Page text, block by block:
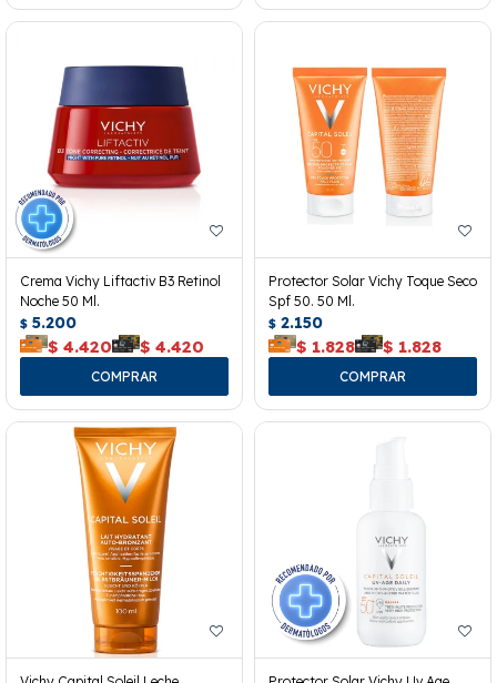
Crema Vichy Liftactiv B3 Retinol
Noche 50 Ml.
$ 5.200
$ 4.420 $ 4.420
Protector Solar Vichy Toque Seco
Spf 50. 50 Ml.
$ 2.150
$ 1.828 $ 1.828